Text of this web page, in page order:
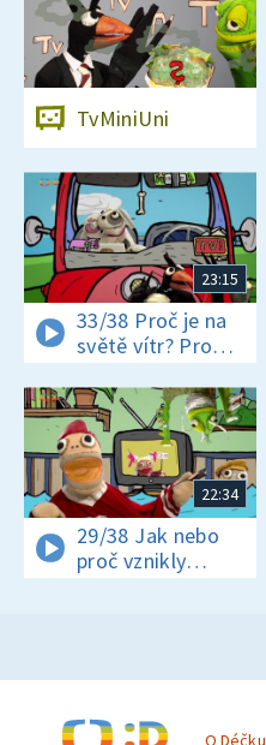
TvMiniUni
23:15
33/38 Proč je na
světě vítr? Proč
jsou někteří hadi
jedovatí?
22:34
29/38 Jak nebo
proč vznikly
pohádky? A proč
Proč má bagr
lžíci?
O Déčku